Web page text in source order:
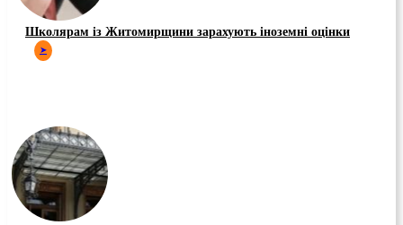
Школярам із Житомирщини зарахують іноземні оцінки
➤